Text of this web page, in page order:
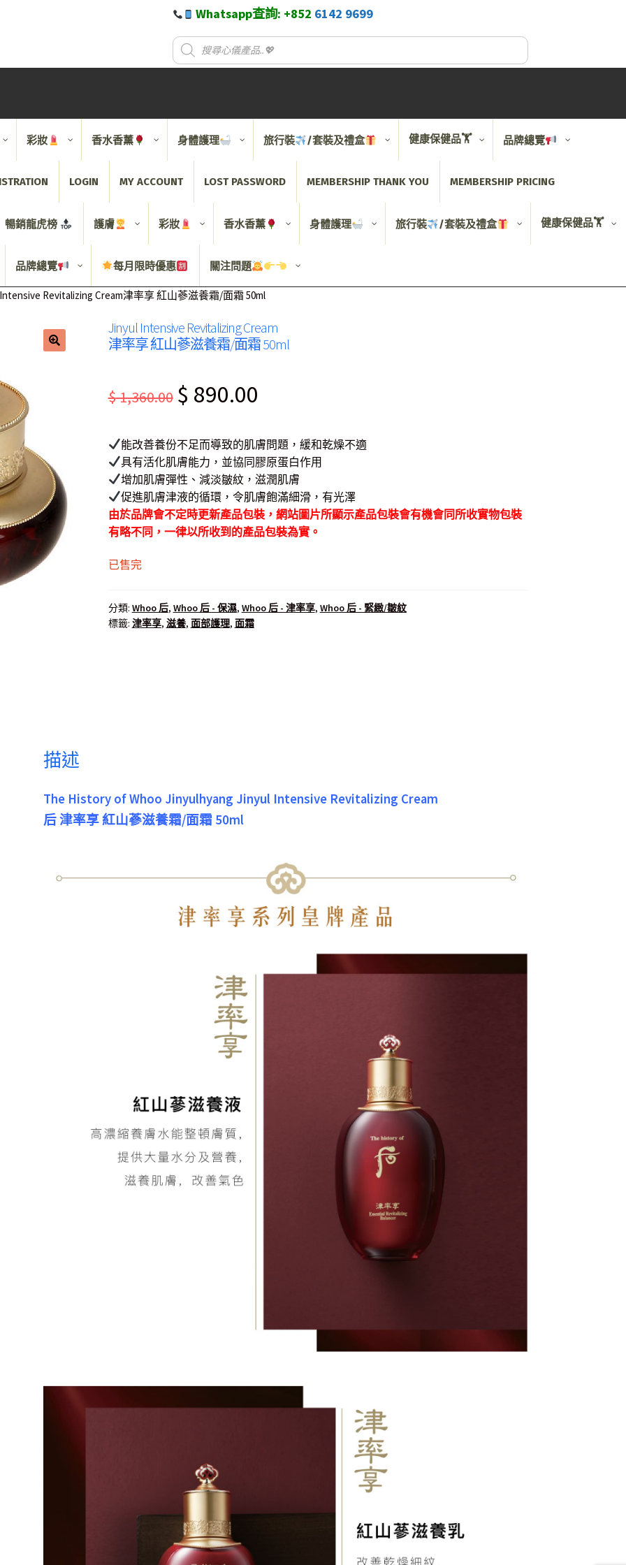
Whatsapp查詢: +852 6142 9699
彩妝 香水香薰 身體護理 旅行裝 /套裝及禮盒 健康保健品🏋️ 品牌總覽
LOGIN MY ACCOUNT LOST PASSWORD MEMBERSHIP THANK YOU MEMBERSHIP PRICING
暢銷龍虎榜 護膚 彩妝 香水香薰 身體護理 旅行裝 /套裝及禮盒 健康保健品🏋️
品牌總覽 每月限時優惠 關注問題
Revitalizing Cream津率享 紅山蔘滋養霜/面霜 50ml
Jinyul Intensive Revitalizing Cream
津率享 紅山蔘滋養霜/面霜 50ml
$1,360.00 Original
was:
$ 1,360.00.
$ 890.00
is:
$ 890.00.
能改善養份不足而導致的肌膚問題，緩和乾燥不適
具有活化肌膚能力，並協同膠原蛋白作用
增加肌膚彈性、減淡皺紋，滋潤肌膚
促進肌膚津液的循環，令肌膚飽滿細滑，有光澤
由於品牌會不定時更新產品包裝，網站圖片所顯示產品包裝會有機會同所收實物包裝
有略不同，一律以所收到的產品包裝為實。
已售完
分類: Whoo 后, Whoo 后 - 保濕, Whoo 后 - 津率享, Whoo 后 - 緊緻/皺紋
標籤: 津率享, 滋養, 面部護理, 面霜
描述
The History of Whoo Jinyulhyang Jinyul Intensive Revitalizing Cream
后 津率享 紅山蔘滋養霜/面霜 50ml